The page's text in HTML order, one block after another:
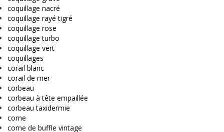
coquillage nacré
coquillage rayé tigré
coquillage rose
coquillage turbo
coquillage vert
coquillages
corail blanc
corail de mer
corbeau
corbeau à tête empaillée
corbeau taxidermie
corne
corne de buffle vintage